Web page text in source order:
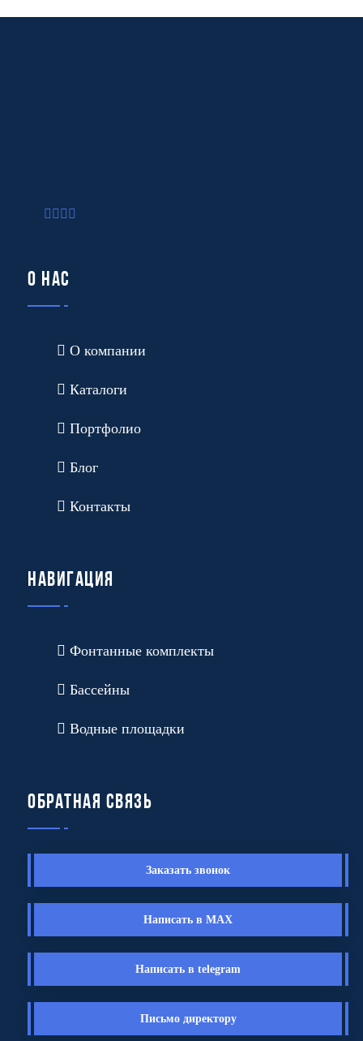
О нас
О компании
Каталоги
Портфолио
Блог
Контакты
Навигация
Фонтанные комплекты
Бассейны
Водные площадки
Обратная связь
Заказать звонок
Написать в MAX
Написать в telegram
Письмо директору